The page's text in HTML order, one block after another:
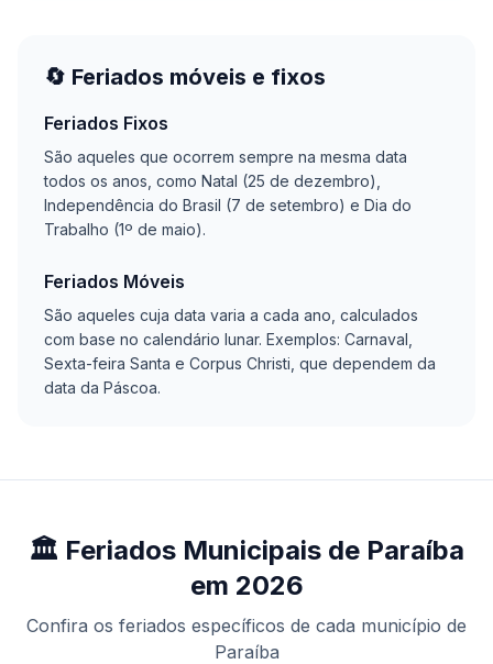
🔄 Feriados móveis e fixos
Feriados Fixos
São aqueles que ocorrem sempre na mesma data
todos os anos, como Natal (25 de dezembro),
Independência do Brasil (7 de setembro) e Dia do
Trabalho (1º de maio).
Feriados Móveis
São aqueles cuja data varia a cada ano, calculados
com base no calendário lunar. Exemplos: Carnaval,
Sexta-feira Santa e Corpus Christi, que dependem da
data da Páscoa.
🏛️ Feriados Municipais de Paraíba
em 2026
Confira os feriados específicos de cada município de
Paraíba